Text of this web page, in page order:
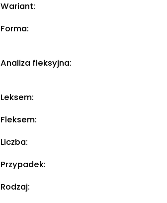
Wariant:
Forma:
Analiza fleksyjna:
Leksem:
Fleksem:
Liczba:
Przypadek:
Rodzaj: